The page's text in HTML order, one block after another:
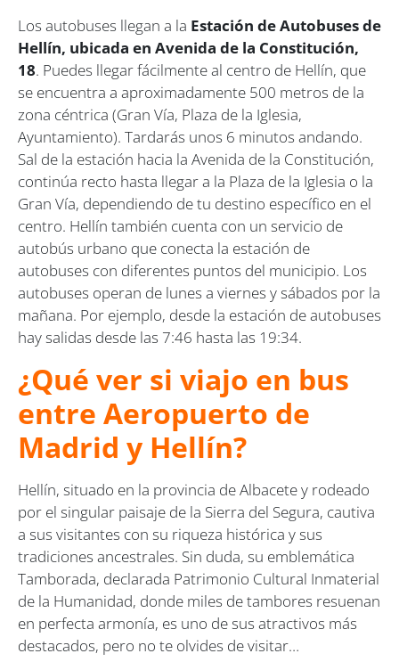
Los autobuses llegan a la Estación de Autobuses de
Hellín, ubicada en Avenida de la Constitución,
18. Puedes llegar fácilmente al centro de Hellín, que
se encuentra a aproximadamente 500 metros de la
zona céntrica (Gran Vía, Plaza de la Iglesia,
Ayuntamiento). Tardarás unos 6 minutos andando.
Sal de la estación hacia la Avenida de la Constitución,
continúa recto hasta llegar a la Plaza de la Iglesia o la
Gran Vía, dependiendo de tu destino específico en el
centro. Hellín también cuenta con un servicio de
autobús urbano que conecta la estación de
autobuses con diferentes puntos del municipio. Los
autobuses operan de lunes a viernes y sábados por la
mañana. Por ejemplo, desde la estación de autobuses
hay salidas desde las 7:46 hasta las 19:34.
¿Qué ver si viajo en bus
entre Aeropuerto de
Madrid y Hellín?
Hellín, situado en la provincia de Albacete y rodeado
por el singular paisaje de la Sierra del Segura, cautiva
a sus visitantes con su riqueza histórica y sus
tradiciones ancestrales. Sin duda, su emblemática
Tamborada, declarada Patrimonio Cultural Inmaterial
de la Humanidad, donde miles de tambores resuenan
en perfecta armonía, es uno de sus atractivos más
destacados, pero no te olvides de visitar…